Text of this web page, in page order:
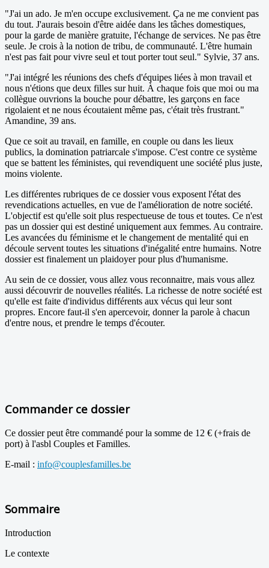
"J'ai un ado. Je m'en occupe exclusivement. Ça ne me convient pas
du tout. J'aurais besoin d'être aidée dans les tâches domestiques,
pour la garde de manière gratuite, l'échange de services. Ne pas être
seule. Je crois à la notion de tribu, de communauté. L'être humain
n'est pas fait pour vivre seul et tout porter tout seul." Sylvie, 37 ans.
"J'ai intégré les réunions des chefs d'équipes liées à mon travail et
nous n'étions que deux filles sur huit. À chaque fois que moi ou ma
collègue ouvrions la bouche pour débattre, les garçons en face
rigolaient et ne nous écoutaient même pas, c'était très frustrant."
Amandine, 39 ans.
Que ce soit au travail, en famille, en couple ou dans les lieux
publics, la domination patriarcale s'impose. C'est contre ce système
que se battent les féministes, qui revendiquent une société plus juste,
moins violente.
Les différentes rubriques de ce dossier vous exposent l'état des
revendications actuelles, en vue de l'amélioration de notre société.
L'objectif est qu'elle soit plus respectueuse de tous et toutes. Ce n'est
pas un dossier qui est destiné uniquement aux femmes. Au contraire.
Les avancées du féminisme et le changement de mentalité qui en
découle servent toutes les situations d'inégalité entre humains. Notre
dossier est finalement un plaidoyer pour plus d'humanisme.
Au sein de ce dossier, vous allez vous reconnaitre, mais vous allez
aussi découvrir de nouvelles réalités. La richesse de notre société est
qu'elle est faite d'individus différents aux vécus qui leur sont
propres. Encore faut-il s'en apercevoir, donner la parole à chacun
d'entre nous, et prendre le temps d'écouter.
Commander ce dossier
Ce dossier peut être commandé pour la somme de 12 € (+frais de
port) à l'asbl Couples et Familles.
E-mail : info@couplesfamilles.be
Sommaire
Introduction
Le contexte